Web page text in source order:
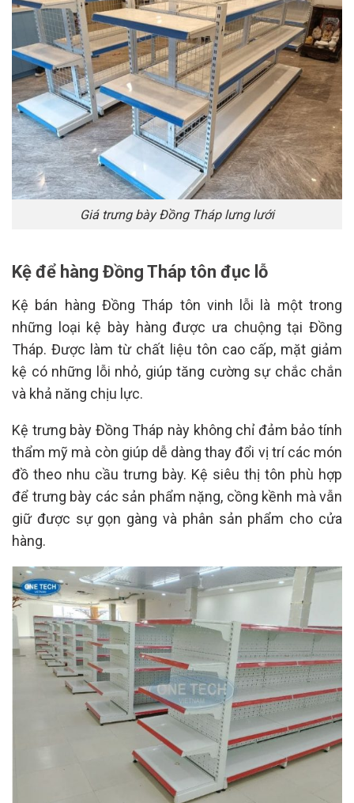
Giá trưng bày Đồng Tháp lưng lưới
Kệ để hàng Đồng Tháp tôn đục lỗ
Kệ bán hàng Đồng Tháp tôn vinh lỗi là một trong
những loại kệ bày hàng được ưa chuộng tại Đồng
Tháp. Được làm từ chất liệu tôn cao cấp, mặt giảm
kệ có những lỗi nhỏ, giúp tăng cường sự chắc chắn
và khả năng chịu lực.
Kệ trưng bày Đồng Tháp này không chỉ đảm bảo tính
thẩm mỹ mà còn giúp dễ dàng thay đổi vị trí các món
đồ theo nhu cầu trưng bày. Kệ siêu thị tôn phù hợp
để trưng bày các sản phẩm nặng, cồng kềnh mà vẫn
giữ được sự gọn gàng và phân sản phẩm cho cửa
hàng.